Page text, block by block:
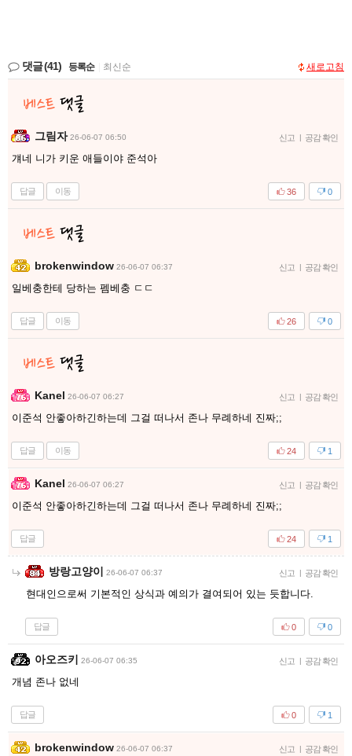
댓글(41) 등록순 최신순 새로고침
그림자 26-06-07 06:50 신고 | 공감 확인
걔네 니가 키운 애들이야 준석아
답글 이동 0
36
brokenwindow 26-06-07 06:37 신고 | 공감 확인
일베충한테 당하는 펨베충 ㄷㄷ
답글 이동 0
26
Kanel 26-06-07 06:27 신고 | 공감 확인
이준석 안좋아하긴하는데 그걸 떠나서 존나 무례하네 진짜;;
답글 이동 1
24
Kanel 26-06-07 06:27 신고 | 공감 확인
이준석 안좋아하긴하는데 그걸 떠나서 존나 무례하네 진짜;;
답글 1
24
방랑고양이 26-06-07 06:37 신고 | 공감 확인
현대인으로써 기본적인 상식과 예의가 결여되어 있는 듯합니다.
답글 0
0
아오즈키 26-06-07 06:35 신고 | 공감 확인
개념 존나 없네
답글 1
0
brokenwindow 26-06-07 06:37 신고 | 공감 확인